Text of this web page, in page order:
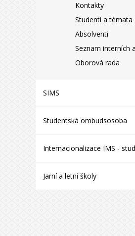
Kontakty
Studenti a témata
Absolventi
Seznam interních
Oborová rada
SIMS
Studentská ombudsosoba
Internacionalizace IMS -
Jarní a letní školy